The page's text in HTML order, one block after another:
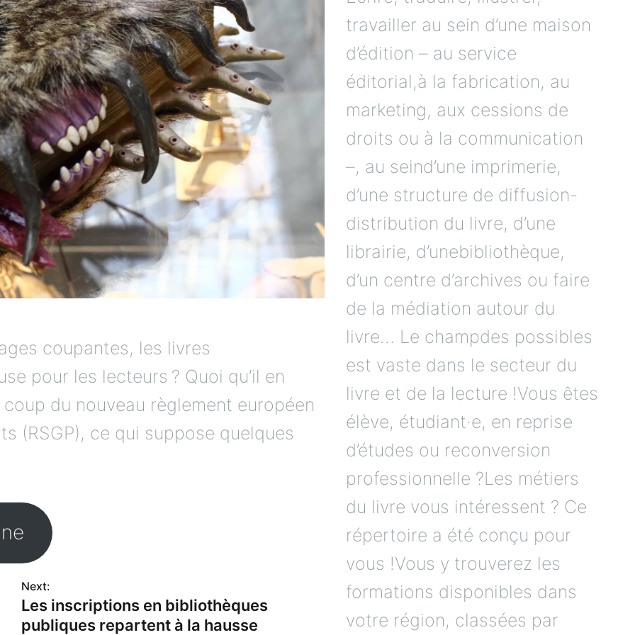
coupantes, les livres
pour les lecteurs ? Quoi qu’il en
du nouveau règlement européen
(RSGP), ce qui suppose quelques
Next:
Les inscriptions en bibliothèques
publiques repartent à la hausse
travailler au sein d’une maison
d’édition – au service
éditorial,à la fabrication, au
marketing, aux cessions de
droits ou à la communication
–, au seind’une imprimerie,
d’une structure de diffusion-
distribution du livre, d’une
librairie, d’unebibliothèque,
d’un centre d’archives ou faire
de la médiation autour du
livre… Le champdes possibles
est vaste dans le secteur du
livre et de la lecture !Vous êtes
élève, étudiant·e, en reprise
d’études ou reconversion
professionnelle ?Les métiers
du livre vous intéressent ? Ce
répertoire a été conçu pour
vous !Vous y trouverez les
formations disponibles dans
votre région, classées par